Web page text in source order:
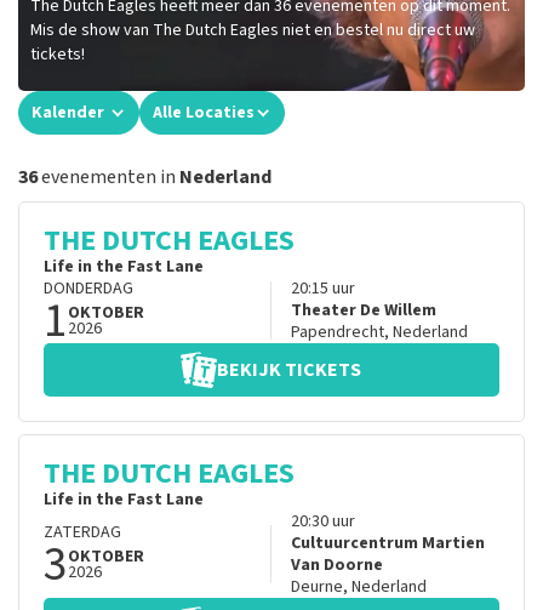
The Dutch Eagles heeft meer dan 36 evenementen op dit moment.
Mis de show van The Dutch Eagles niet en bestel nu direct uw
tickets!
Kalender Alle Locaties
36evenementen in Nederland
THE DUTCH EAGLES
Life in the Fast Lane
DONDERDAG
1 OKTOBER
2026
20:15 uur
Theater De Willem
Papendrecht, Nederland
BEKIJK TICKETS
THE DUTCH EAGLES
Life in the Fast Lane
ZATERDAG
3OKTOBER
2026
20:30uur
Cultuurcentrum Martien
Van Doorne
Deurne, Nederland